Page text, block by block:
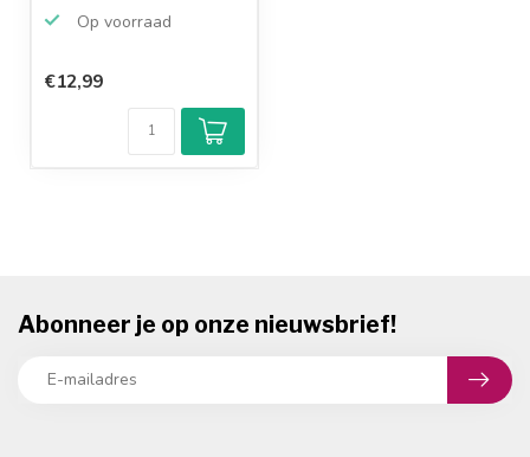
Op voorraad
€12,99
Abonneer je op onze nieuwsbrief!